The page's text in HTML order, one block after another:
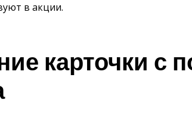
в акции.
карточки с